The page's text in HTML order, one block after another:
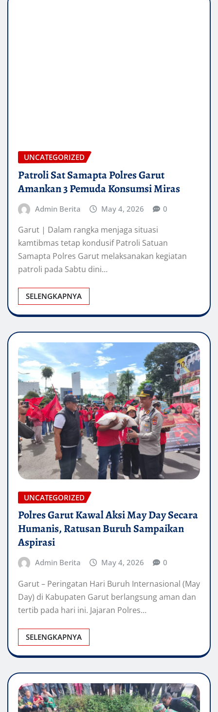
UNCATEGORIZED
Patroli Sat Samapta Polres Garut
Amankan 3 Pemuda Konsumsi Miras
Admin Berita May 4, 2026 0
Garut | Dalam rangka menjaga situasi
kamtibmas tetap kondusif Patroli Satuan
Samapta Polres Garut melaksanakan kegiatan
patroli pada Sabtu dini…
SELENGKAPNYA
UNCATEGORIZED
Polres Garut Kawal Aksi May Day Secara
Humanis, Ratusan Buruh Sampaikan
Aspirasi
Admin Berita May 4, 2026 0
Garut – Peringatan Hari Buruh Internasional (May
Day) di Kabupaten Garut berlangsung aman dan
tertib pada hari ini. Jajaran Polres…
SELENGKAPNYA